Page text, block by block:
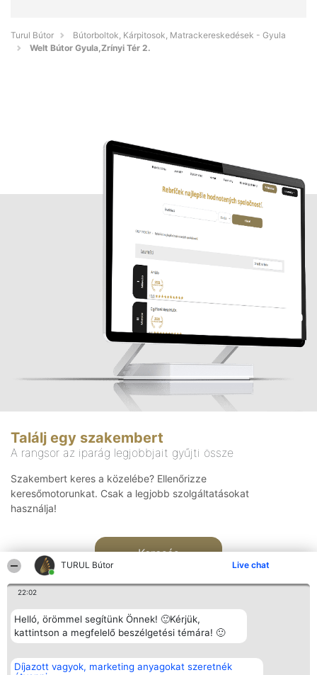
TURUL Bútor Live chat
22:02
Helló, örömmel segítünk Önnek! 🙂Kérjük,
kattintson a megfelelő beszélgetési témára! 🙂
Díjazott vagyok, marketing anyagokat szeretnék
Turul Bútor
Bútorboltok, Kárpitosok, Matrackereskedések - Gyula
Welt Bútor Gyula,Zrínyi Tér 2.
Találj egy szakembert
A rangsor az iparág legjobbjait gyűjti össze
Szakembert keres a közelébe? Ellenőrizze
keresőmotorunkat. Csak a legjobb szolgáltatásokat
használja!
Keresés
Rangsorszervező
SC Beautiful Company S.R.L.
Népszavazás
Nyertesek
Elérhetőség
Elérhetőség